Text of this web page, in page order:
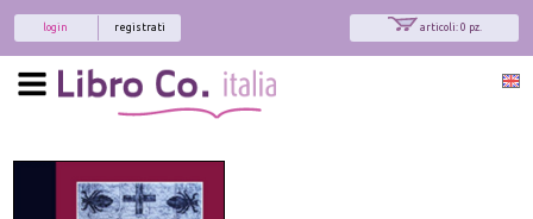
articoli: 0 pz.
registrati
login